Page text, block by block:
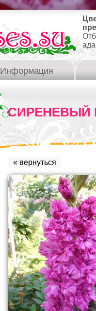
Информация
СИРЕНЕВЫЙ
« вернуться